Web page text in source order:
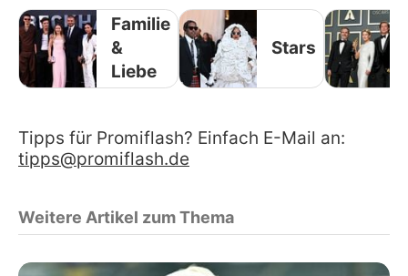
Familie
&
Liebe
Stars
Tipps für Promiflash? Einfach E-Mail an:
tipps@promiflash.de
Weitere Artikel zum Thema